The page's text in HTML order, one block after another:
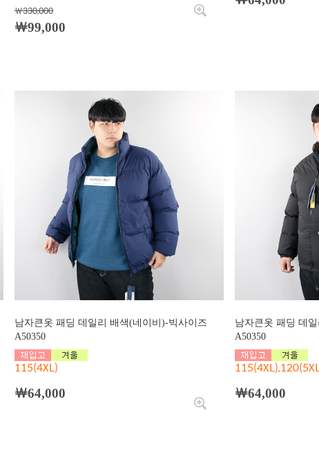
￦330,000
￦99,000
남자큰옷 패딩 데일리 배색(네이비)-빅사이즈
A50350
115(4XL)
￦64,000
남자큰옷 패딩 데
A50350
￦64,000